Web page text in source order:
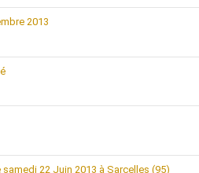
2013
22 Juin 2013 à Sarcelles (95)